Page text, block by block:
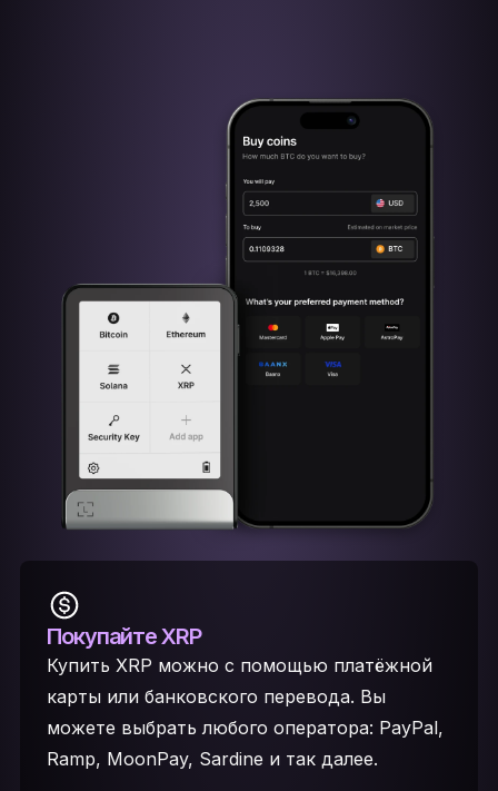
Покупайте XRP
Купить XRP можно с помощью платёжной
карты или банковского перевода. Вы
можете выбрать любого оператора: PayPal,
Ramp, MoonPay, Sardine и так далее.